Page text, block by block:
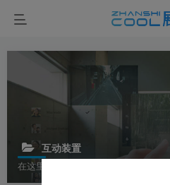
互动装置
在这里汇集众多新颖的展览展示互动